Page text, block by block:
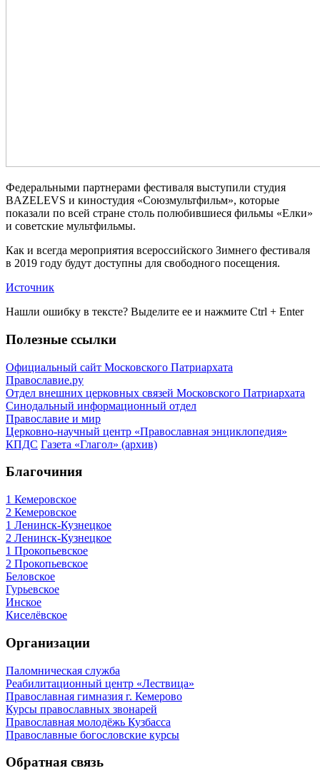
Федеральными партнерами фестиваля выступили студия
BAZELEVS и киностудия «Союзмультфильм», которые
показали по всей стране столь полюбившиеся фильмы «Елки»
и советские мультфильмы.
Как и всегда мероприятия всероссийского Зимнего фестиваля
в 2019 году будут доступны для свободного посещения.
Источник
Нашли ошибку в тексте? Выделите ее и нажмите Ctrl + Enter
Полезные ссылки
Официальный сайт Московского Патриархата
Православие.ру
Отдел внешних церковных связей Московского Патриархата
Синодальный информационный отдел
Православие и мир
Церковно-научный центр «Православная энциклопедия»
КПДС Газета «Глагол» (архив)
Благочиния
1 Кемеровское
2 Кемеровское
1 Ленинск-Кузнецкое
2 Ленинск-Кузнецкое
1 Прокопьевское
2 Прокопьевское
Беловское
Гурьевское
Инское
Киселёвское
Организации
Паломническая служба
Реабилитационный центр «Лествица»
Православная гимназия г. Кемерово
Курсы православных звонарей
Православная молодёжь Кузбасса
Православные богословские курсы
Обратная связь